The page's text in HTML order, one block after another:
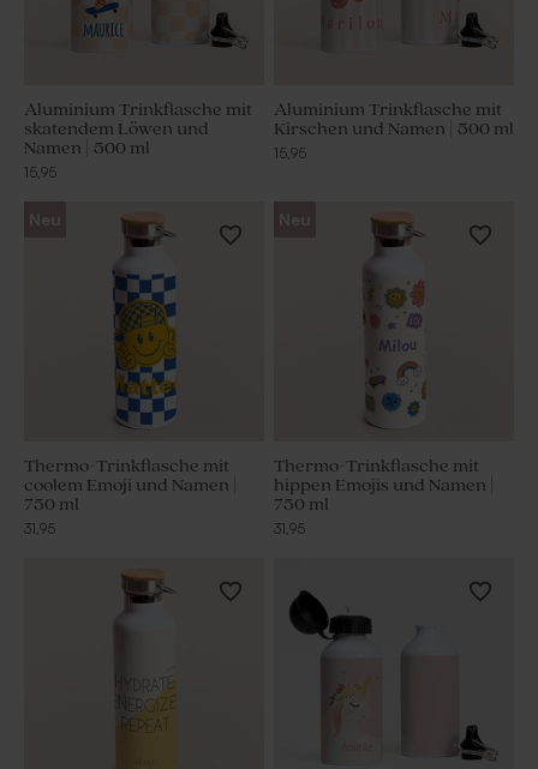
Aluminium Trinkflasche mit
skatendem Löwen und
Namen | 500 ml
15,95
Aluminium Trinkflasche mit
Kirschen und Namen | 500 ml
15,95
Neu
Thermo-Trinkflasche mit
coolem Emoji und Namen |
750 ml
31,95
Neu
Thermo-Trinkflasche mit
hippen Emojis und Namen |
750 ml
31,95